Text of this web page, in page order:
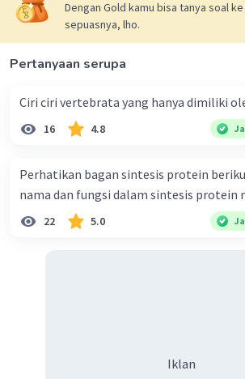
Beri Rating ·0.0(0) Balas
Dengan Gold kamu bisa tanya soal
sepuasnya, lho.
Pertanyaan serupa
Ciri ciri vertebrata yang hanya dimiliki
16 4.8
Perhatikan bagan sintesis protein berikut! a.
nama dan fungsi dalam sintesis protein
22 5.0
Iklan